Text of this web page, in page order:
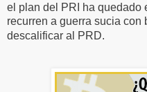
el plan del PRI ha quedado
recurren a guerra sucia con
descalificar al PRD.